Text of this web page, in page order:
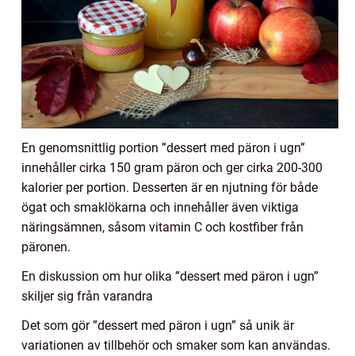
En genomsnittlig portion ”dessert med päron i ugn”
innehåller cirka 150 gram päron och ger cirka 200-300
kalorier per portion. Desserten är en njutning för både
ögat och smaklökarna och innehåller även viktiga
näringsämnen, såsom vitamin C och kostfiber från
päronen.
En diskussion om hur olika ”dessert med päron i ugn”
skiljer sig från varandra
Det som gör ”dessert med päron i ugn” så unik är
variationen av tillbehör och smaker som kan användas.